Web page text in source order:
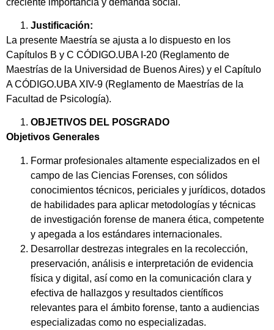
Justificación:
La presente Maestría se ajusta a lo dispuesto en los
Capítulos B y C CÓDIGO.UBA I-20 (Reglamento de
Maestrías de la Universidad de Buenos Aires) y el Capítulo
A CÓDIGO.UBA XIV-9 (Reglamento de Maestrías de la
Facultad de Psicología).
OBJETIVOS DEL POSGRADO
Objetivos Generales
Formar profesionales altamente especializados en el
campo de las Ciencias Forenses, con sólidos
conocimientos técnicos, periciales y jurídicos, dotados
de habilidades para aplicar metodologías y técnicas
de investigación forense de manera ética, competente
y apegada a los estándares internacionales.
Desarrollar destrezas integrales en la recolección,
preservación, análisis e interpretación de evidencia
física y digital, así como en la comunicación clara y
efectiva de hallazgos y resultados científicos
relevantes para el ámbito forense, tanto a audiencias
especializadas como no especializadas.